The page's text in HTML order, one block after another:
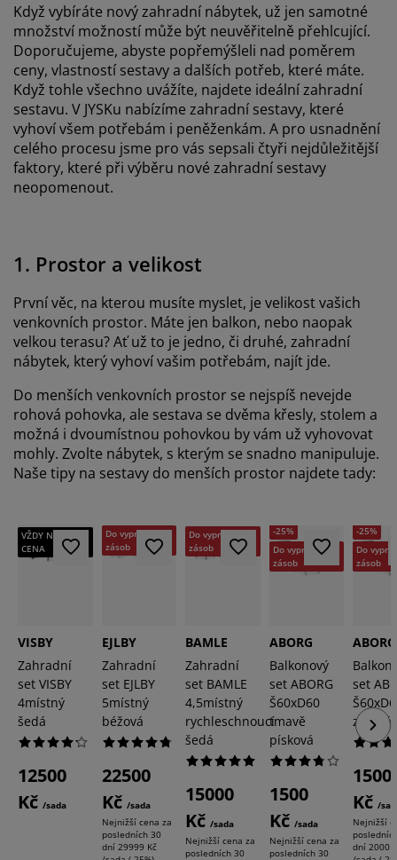
Když vybíráte nový zahradní nábytek, už jen samotné
množství možností může být neuvěřitelně přehlcující.
Doporučujeme, abyste popřemýšleli nad poměrem
ceny, vlastností sestavy a dalších potřeb, které máte.
Když tohle všechno uvážíte, najdete ideální zahradní
sestavu. V JYSKu nabízíme zahradní sestavy, které
vyhoví všem potřebám i peněženkám. A pro usnadnění
celého procesu jsme pro vás sepsali čtyři nejdůležitější
faktory, které při výběru nové zahradní sestavy
neopomenout.
1. Prostor a velikost
První věc, na kterou musíte myslet, je velikost vašich
venkovních prostor. Máte jen balkon, nebo naopak
velkou terasu? Ať už to je jedno, či druhé, zahradní
nábytek, který vyhoví vašim potřebám, najít jde.
Do menších venkovních prostor se nejspíš nevejde
rohová pohovka, ale sestava se dvěma křesly, stolem a
možná i dvoumístnou pohovkou by vám už vyhovovat
mohly. Zvolte nábytek, s kterým se snadno manipuluje.
Naše tipy na sestavy do menších prostor najdete tady:
VŽDY NÍZKÁ
CENA
VISBY
Zahradní
set VISBY
4místný
šedá
12500
Kč /sada
Do vyprodání
zásob
EJLBY
Zahradní
set EJLBY
5místný
béžová
22500
Kč /sada
Nejnižší cena za
posledních 30
dní 29999 Kč
Do vyprodání
zásob
BAMLE
Zahradní
set BAMLE
4,5místný
rychleschnoucí
šedá
15000
Kč /sada
Nejnižší cena za
posledních 30
-25%
Do vyprodání
zásob
ABORG
Balkonový
set ABORG
Š60xD60
tmavě
písková
1500
Kč /sada
Nejnižší cena za
posledních 30
-25%
Do
zásob
ABORG
set
zelená
1500
Kč /
Nejnižší
dní 2000